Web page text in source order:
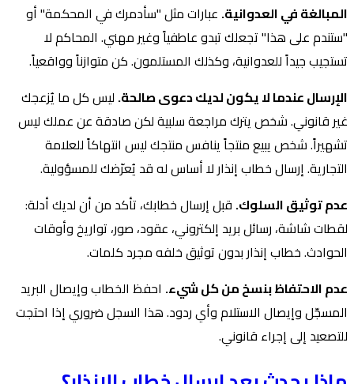
المبالغة في العدوانية. عبارات مثل "سأدمرك في المحكمة" أو
"ستندم على هذا" تجعلك تبدو عاطفياً وغير مهني. المحاكم لا
تستجيب جيداً للعدوانية، وكذلك المستلمون. كن متوازناً وواقعياً.
الإرسال عندما لا يكون لديك دعوى صالحة. ليس كل ما يُزعجك
غير قانوني. شخص يترك مراجعة سلبية لكن صادقة عن عملك ليس
تشهيراً. شخص يبيع منتجاً ينافس منتجك ليس انتهاكاً للعلامة
التجارية. إرسال خطاب إنذار لا أساس له قد يُعرّضك للمسؤولية.
عدم توثيق السلوك. قبل إرسال خطابك، تأكد من أن لديك أدلة:
لقطات شاشة، رسائل بريد إلكتروني، عقود، صور، تواريخ وأوقات
الحوادث. خطاب إنذار بدون توثيق خلفه مجرد كلمات.
عدم الاحتفاظ بنسخ من كل شيء. احفظ الخطاب وإيصال البريد
المسجّل وإيصال الاستلام وأي ردود. هذا السجل ضروري إذا احتجت
للتصعيد إلى إجراء قانوني.